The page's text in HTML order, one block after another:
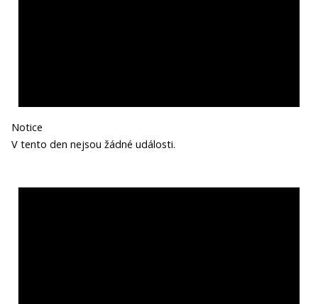
Notice
V tento den nejsou žádné události.